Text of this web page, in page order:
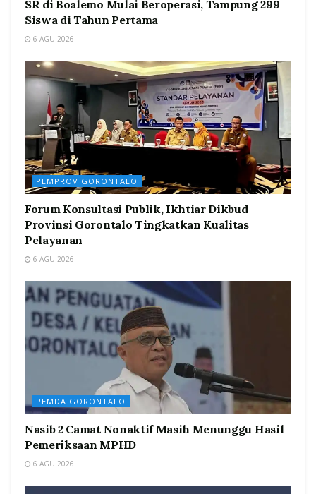
SR di Boalemo Mulai Beroperasi, Tampung 299
Siswa di Tahun Pertama
6 AGU 2026
PEMPROV GORONTALO
Forum Konsultasi Publik, Ikhtiar Dikbud
Provinsi Gorontalo Tingkatkan Kualitas
Pelayanan
6 AGU 2026
PEMDA GORONTALO
Nasib 2 Camat Nonaktif Masih Menunggu Hasil
Pemeriksaan MPHD
6 AGU 2026